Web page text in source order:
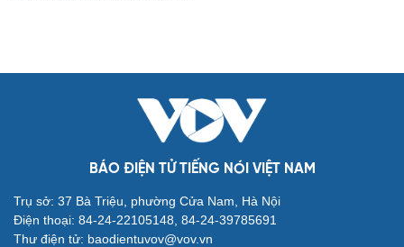
BÁO ĐIỆN TỬ TIẾNG NÓI VIỆT NAM
Trụ sở: 37 Bà Triệu, phường Cửa Nam, Hà Nội
Điện thoại: 84-24-22105148, 84-24-39785691
Thư điện tử: baodientuvov@vov.vn